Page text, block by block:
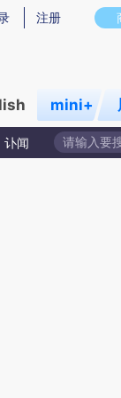
意图存在偏差。不
注册
mini+
讣闻